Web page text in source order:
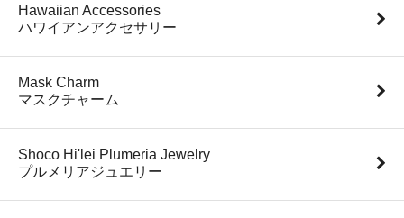
Hawaiian Accessories
ハワイアンアクセサリー
Mask Charm
マスクチャーム
Shoco Hi'lei Plumeria Jewelry
プルメリアジュエリー